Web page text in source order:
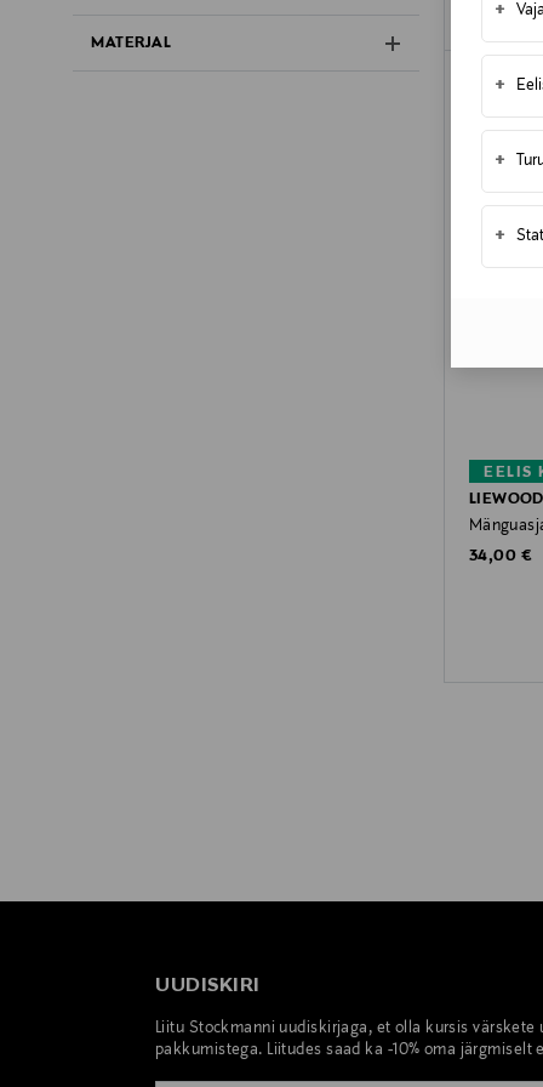
+
+
+
+
MATERJAL
EELIS
LIEWOOD
Original
34,00 €
UUDISKIRI
Liitu Stockmanni uudiskirjaga, et olla kursis värskete
pakkumistega. Liitudes saad ka -10% oma järgmiselt